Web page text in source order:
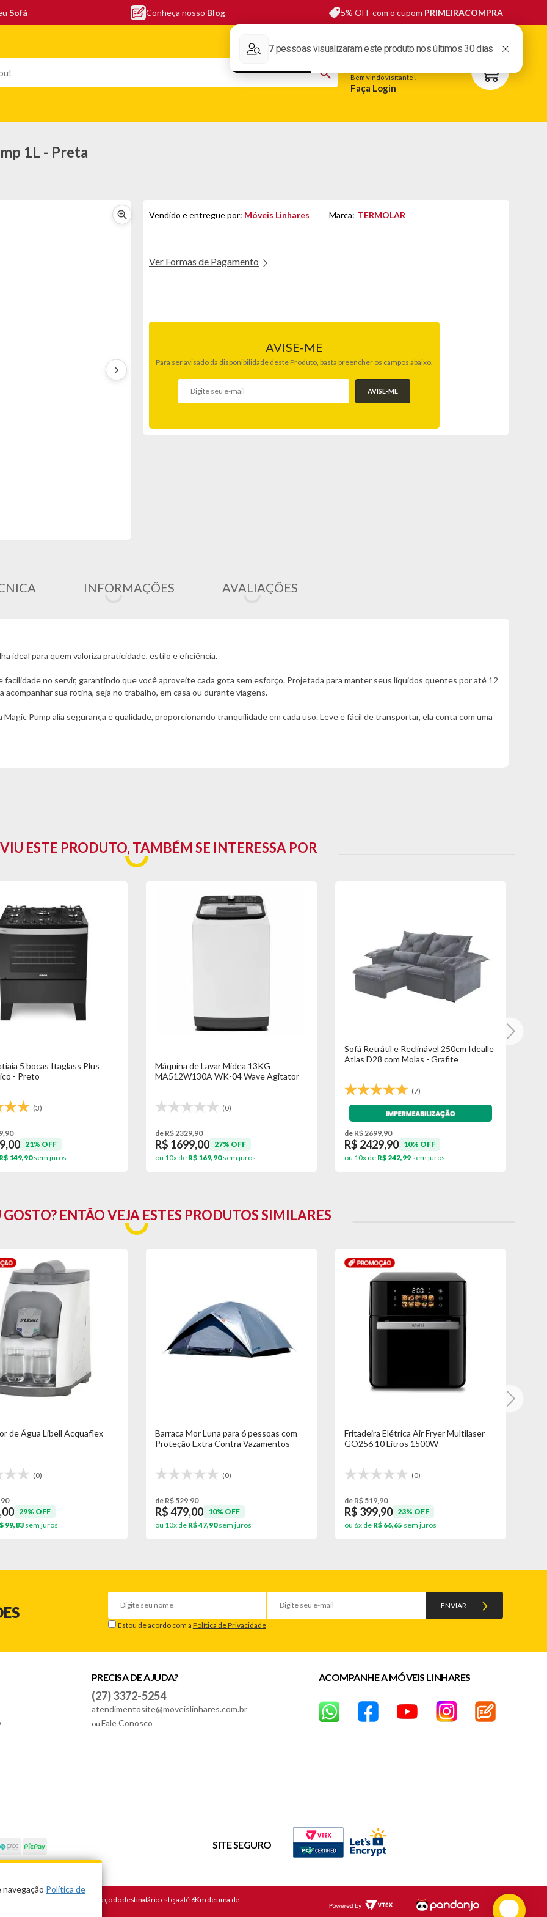
Sofá Conheça nosso Blog 5% OFF com o cupom PRIMEIRACOMPRA
Bem vindo visitante!
Faça Login
1L - Preta
Vendido e entregue por: Móveis Linhares Marca: TERMOLAR
Ver Formas de Pagamento
AVISE-ME
Para ser avisado da disponibilidade deste Produto, basta preencher os campos abaixo.
INFORMAÇÕES AVALIAÇÕES
ideal para quem valoriza praticidade, estilo e eficiência.
no servir, garantindo que você aproveite cada gota sem esforço. Projetada para manter seus líquidos quentes por até 12
sua rotina, seja no trabalho, em casa ou durante viagens.
Pump alia segurança e qualidade, proporcionando tranquilidade em cada uso. Leve e fácil de transportar, ela conta com uma
a garrafa com aparência impecável por mais tempo.
danificado/quebrado, o prazo para solicitar a troca é de até 7 dias corridos após a data da entrega)
ESTE PRODUTO, TAMBÉM SE INTERESSA POR
5 bocas Itaglass Plus
- Preto
(3)
21% OFF
R$ 149,90sem juros
Máquina de Lavar Midea 13KG
MA512W130A WK-04 Wave Agitator
(0)
de R$ 2329,90
R$ 1699,00 27% OFF
ou 10x de R$ 169,90sem juros
Sofá Retrátil e Reclinável 250cm Idealle
Atlas D28 com Molas - Grafite
(7)
de R$ 2699,90
R$ 2429,90 10% OFF
ou 10x de R$ 242,99 sem juros
GOSTO? ENTÃO VEJA ESTES PRODUTOS SIMILARES
de Água Libell Acquaflex
(0)
29% OFF
99,83 sem juros
Barraca Mor Luna para 6 pessoas com
Proteção Extra Contra Vazamentos
(0)
de R$ 529,90
R$ 479,00 10% OFF
ou 10x de R$ 47,90sem juros
Fritadeira Elétrica Air Fryer Multilaser
GO256 10 Litros 1500W
(0)
de R$ 519,90
R$ 399,90 23% OFF
ou 6x de R$ 66,65 sem juros
ENVIAR
Estou de acordo com a Política de Privacidade
PRECISA DE AJUDA?
(27) 3372-5254
atendimentosite@moveislinhares.com.br
ou Fale Conosco
ACOMPANHE A MÓVEIS LINHARES
SITE SEGURO
Linhares, e que o endereço do destinatário esteja até 6Km de uma de
Política de